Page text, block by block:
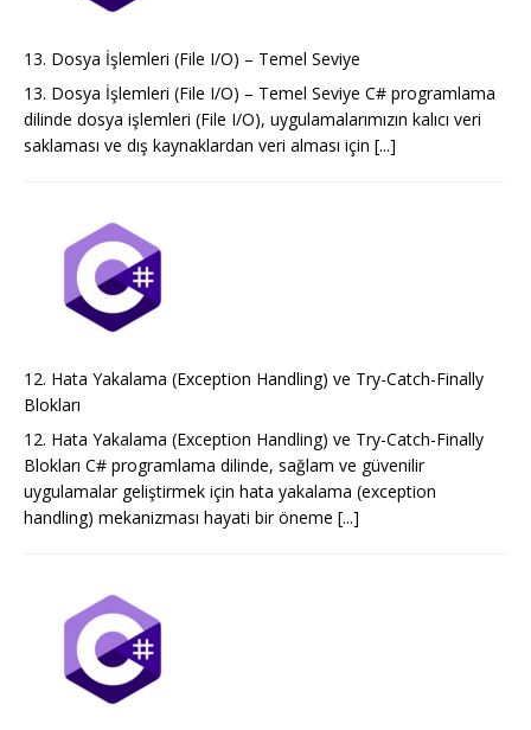
13. Dosya İşlemleri (File I/O) – Temel Seviye
13. Dosya İşlemleri (File I/O) – Temel Seviye C# programlama
dilinde dosya işlemleri (File I/O), uygulamalarımızın kalıcı veri
saklaması ve dış kaynaklardan veri alması için [...]
12. Hata Yakalama (Exception Handling) ve Try-Catch-Finally
Blokları
12. Hata Yakalama (Exception Handling) ve Try-Catch-Finally
Blokları C# programlama dilinde, sağlam ve güvenilir
uygulamalar geliştirmek için hata yakalama (exception
handling) mekanizması hayati bir öneme [...]